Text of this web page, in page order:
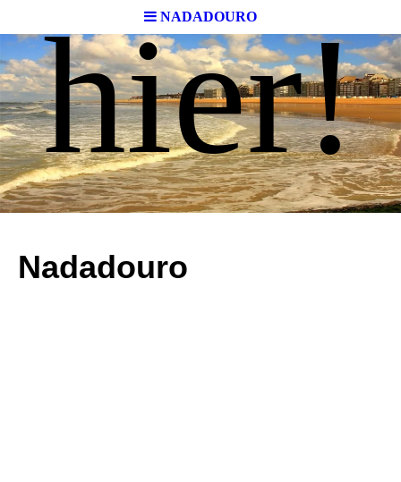
NADADOURO
hier!
Nadadouro